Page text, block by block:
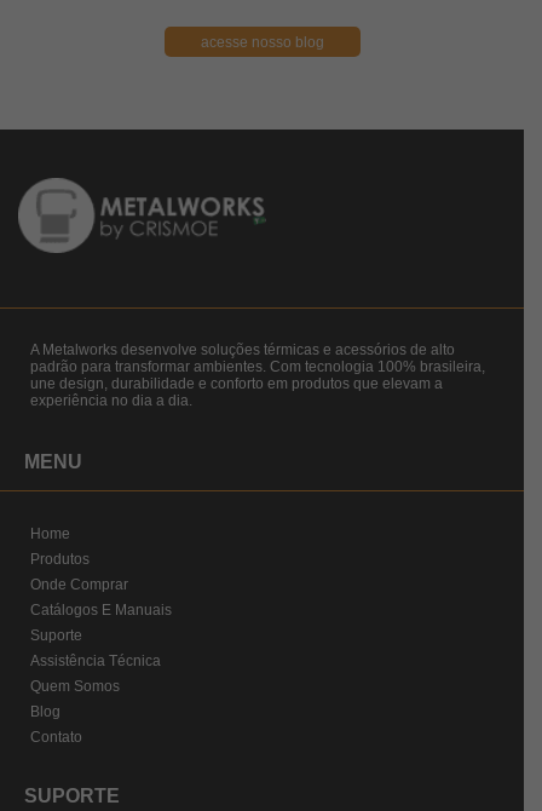
acesse nosso blog
A Metalworks desenvolve soluções térmicas e acessórios de alto
padrão para transformar ambientes. Com tecnologia 100% brasileira,
une design, durabilidade e conforto em produtos que elevam a
experiência no dia a dia.
MENU
Home
Produtos
Onde Comprar
Catálogos E Manuais
Suporte
Assistência Técnica
Quem Somos
Blog
Contato
SUPORTE